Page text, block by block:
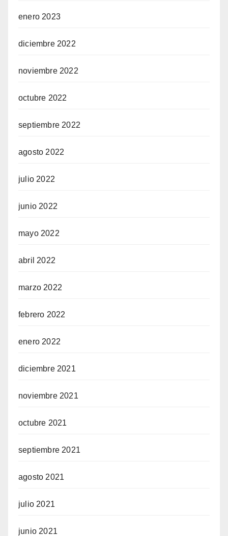
enero 2023
diciembre 2022
noviembre 2022
octubre 2022
septiembre 2022
agosto 2022
julio 2022
junio 2022
mayo 2022
abril 2022
marzo 2022
febrero 2022
enero 2022
diciembre 2021
noviembre 2021
octubre 2021
septiembre 2021
agosto 2021
julio 2021
junio 2021